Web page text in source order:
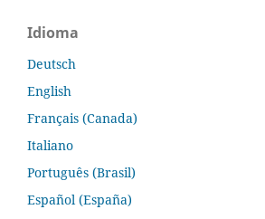
Idioma
Deutsch
English
Français (Canada)
Italiano
Português (Brasil)
Español (España)